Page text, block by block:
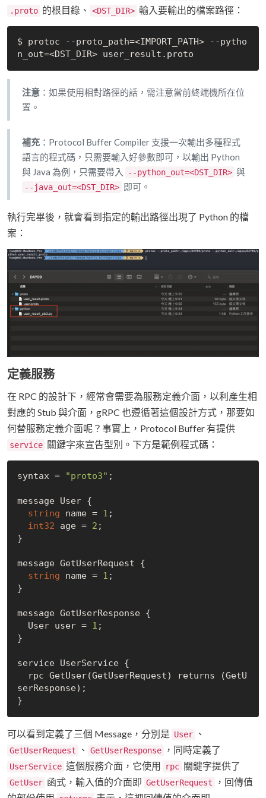
.proto 的根目錄、 <DST_DIR> 輸入要輸出的檔案路徑：
$ protoc --proto_path=<IMPORT_PATH> --pytho
注意 ：如果使用相對路徑的話，需注意當前終端機所在位
置。
補充 ：Protocol Buffer Compiler 支援一次輸出多種程式
語言的程式碼，只需要輸入好參數即可，以輸出 Python
與 Java 為例，只需要帶入
--python_out=<DST_DIR> 與
--java_out=<DST_DIR> 即可。
執行完畢後，就會看到指定的輸出路徑出現了 Python 的檔
案：
定義服務
在 RPC 的設計下，經常會需要為服務定義介面，以利產生相
對應的 Stub 與介面，gRPC 也遵循著這個設計方式，那要如
何替服務定義介面呢？事實上，Protocol Buffer 有提供
service 關鍵字來宣告型別。下方是範例程式碼：
syntax = "proto3" ;
message User {
string name = 1 ;
int32 age = 2 ;
}
message GetUserRequest {
string name = 1 ;
}
message GetUserResponse {
  User user =
1 ;
}
service UserService {
serResponse);
可以看到定義了三個 Message，分別是 User 、
GetUserRequest 、 GetUserResponse ，同時定義了
UserService 這個服務介面，它使用 rpc 關鍵字提供了
GetUser 函式，輸入值的介面即 GetUserRequest
，回傳值